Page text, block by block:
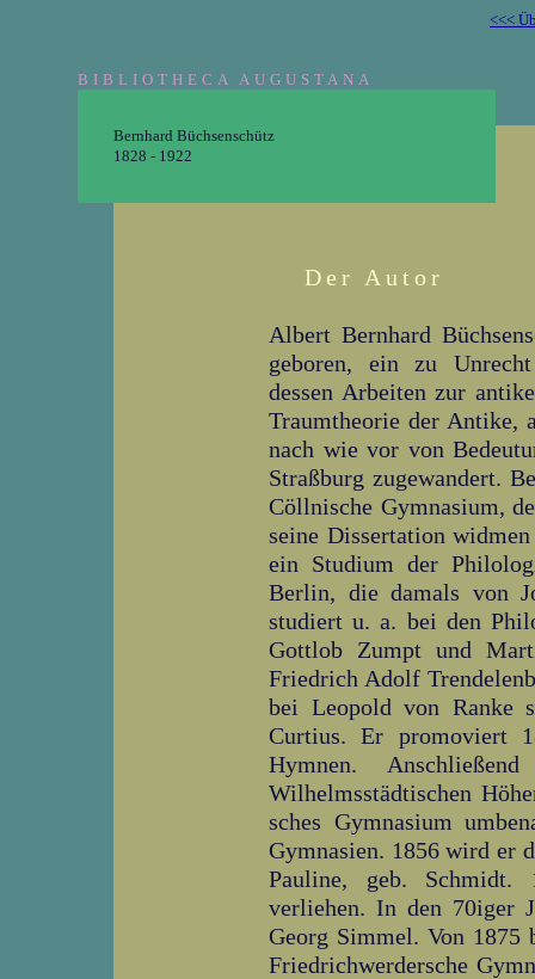
<<<
BIBLIOTHECA AUGUSTANA
Bernhard Büchsenschütz
1828 - 1922
Der Autor
Albert Bernhard
geboren, ein zu
dessen Arbeiten zur
Traumtheorie der Antike,
nach wie vor von
Straßburg zugewandert.
Cöllnische Gymnasium,
seine Dissertation
ein Studium der
Berlin, die damals von
studiert u. a. bei den
Gottlob Zumpt und
Friedrich Adolf
bei Leopold von Ranke
Curtius. Er promoviert
Hymnen.
Wilhelmsstädtischen
sches Gymnasium
Gymnasien. 1856 wird er
Pauline, geb.
verliehen. In den 70iger
Georg Simmel. Von 1875
Friedrichwerdersche